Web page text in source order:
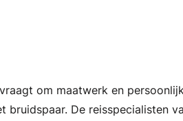
om maatwerk en
bruidspaar. De reisspecialisten